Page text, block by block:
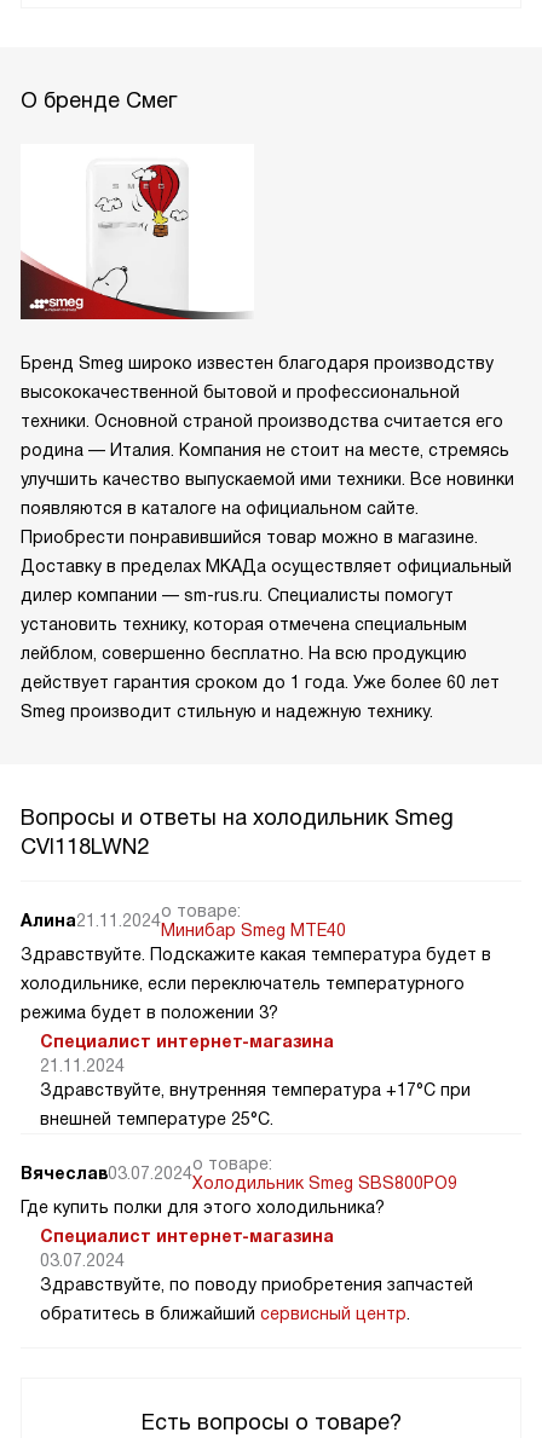
О бренде Смег
Бренд Smeg широко известен благодаря производству
высококачественной бытовой и профессиональной
техники. Основной страной производства считается его
родина — Италия. Компания не стоит на месте, стремясь
улучшить качество выпускаемой ими техники. Все новинки
появляются в каталоге на официальном сайте.
Приобрести понравившийся товар можно в магазине.
Доставку в пределах МКАДа осуществляет официальный
дилер компании — sm-rus.ru. Специалисты помогут
установить технику, которая отмечена специальным
лейблом, совершенно бесплатно. На всю продукцию
действует гарантия сроком до 1 года. Уже более 60 лет
Smeg производит стильную и надежную технику.
Вопросы и ответы на холодильник Smeg
CVI118LWN2
Есть вопросы о товаре?
Алина21.11.2024о товаре:
Минибар Smeg MTE40
Здравствуйте. Подскажите какая температура будет в
холодильнике, если переключатель температурного
режима будет в положении 3?
Специалист интернет-магазина
21.11.2024
Здравствуйте, внутренняя температура +17°C при
внешней температуре 25°C.
Вячеслав03.07.2024о товаре:
Холодильник Smeg SBS800PO9
Где купить полки для этого холодильника?
Специалист интернет-магазина
03.07.2024
Здравствуйте, по поводу приобретения запчастей
обратитесь в ближайший сервисный центр